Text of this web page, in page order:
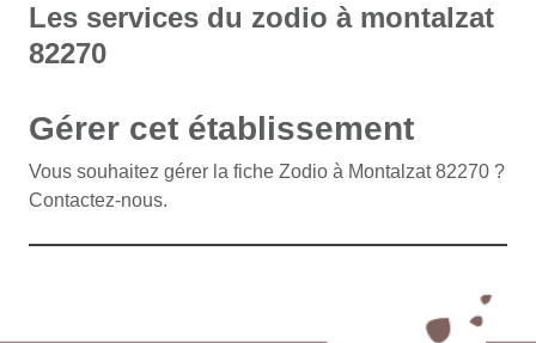
Les services du zodio à montalzat
82270
Gérer cet établissement
Vous souhaitez gérer la fiche Zodio à Montalzat 82270 ?
Contactez-nous.